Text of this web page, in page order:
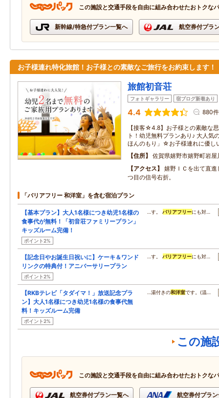
この施設と交通手段を自由に組み合わせたおトクな
新幹線/特急付プラン一覧へ 航空券付プラ
お子様連れ特化旅館！お子様との素敵なご旅行をお約束します！
旅館初音荘
フォトギャラリー 宿ブログ新着あり
4.4 880件
【接客☆4.8】お子様との素敵な
ト！幼児無料プランあり♪ 大人気
ほんのもり」☆お子様連れに優
住所
佐賀県嬉野市嬉野町岩
アクセス
嬉野ＩＣを出て直
つ目の信号右折。
「バリアフリー 和洋室」を含む宿泊プラン
【基本プラン】大人1名様につき幼児1名様の
食事代が無料！「初音荘ファミリープラン」
キッズルーム完備！
ポイント2%
…す。バリアフリーにも対…
【記念日やお誕生日祝いに】ケーキ＆ワンド
リンクの特典付！アニバーサリープラン
ポイント2%
…す。バリアフリーにも対…
【RKBテレビ「タダイマ！」放送記念プラ
ン】大人1名様につき幼児1名様の食事代無
料！キッズルーム完備
ポイント2%
…湯付きの和洋室です。(温…
この施
この施設と交通手段を自由に組み合わせたおトクな
航空券付プラン一覧へ 航空券付プラ